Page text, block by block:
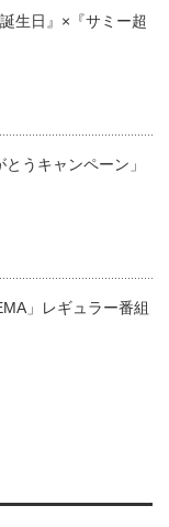
生日』×『サミー超
うキャンペーン」
」レギュラー番組